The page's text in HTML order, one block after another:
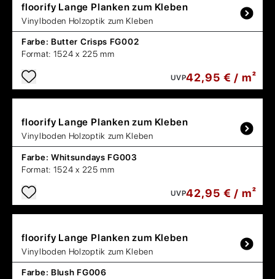
floorify Lange Planken zum Kleben
Vinylboden Holzoptik zum Kleben
Farbe: Butter Crisps FG002
Format: 1524 x 225 mm
UVP42,95 € / m²
floorify Lange Planken zum Kleben
Vinylboden Holzoptik zum Kleben
Farbe: Whitsundays FG003
Format: 1524 x 225 mm
UVP42,95 € / m²
floorify Lange Planken zum Kleben
Vinylboden Holzoptik zum Kleben
Farbe: Blush FG006